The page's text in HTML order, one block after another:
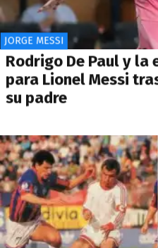
JORGE MESSI
Rodrigo De Paul y
para Lionel Messi
su padre